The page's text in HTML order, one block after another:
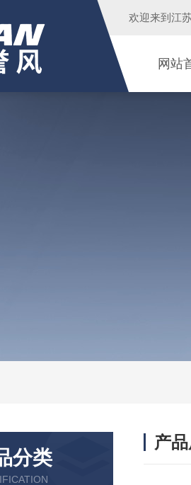
欢迎来到 江
网站
分类
产